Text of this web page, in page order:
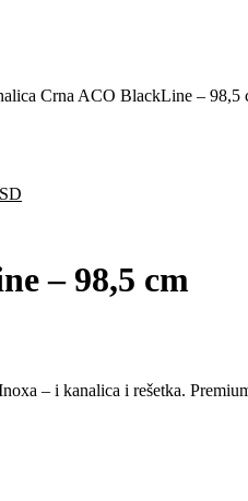
Crna ACO BlackLine – 98,5
– 98,5 cm
– i kanalica i rešetka.